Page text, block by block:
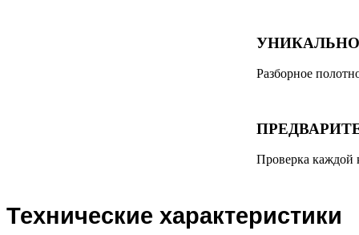
Разборное
Проверка каждой
Технические характеристики